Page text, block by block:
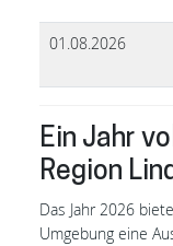
01.08.2026
Ein Jahr
Region
Das Jahr 2026
Umgebung eine